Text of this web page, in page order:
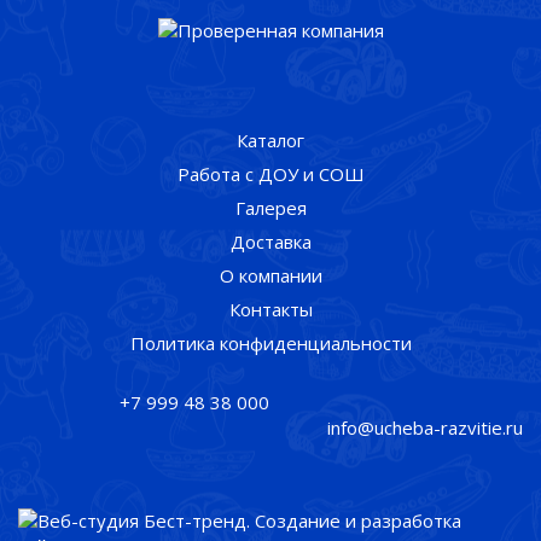
Каталог
Работа с ДОУ и СОШ
Галерея
Доставка
О компании
Контакты
Политика конфиденциальности
+7 999 48 38 000
info@ucheba-razvitie.ru